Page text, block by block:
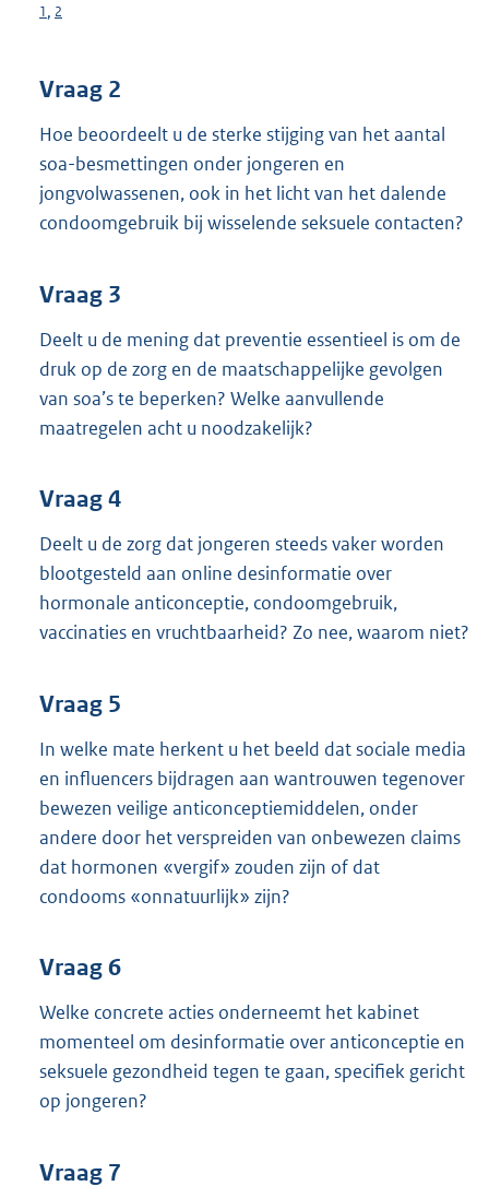
1, 2
Vraag 2
Hoe beoordeelt u de sterke stijging van het aantal
soa-besmettingen onder jongeren en
jongvolwassenen, ook in het licht van het dalende
condoomgebruik bij wisselende seksuele contacten?
Vraag 3
Deelt u de mening dat preventie essentieel is om de
druk op de zorg en de maatschappelijke gevolgen
van soa’s te beperken? Welke aanvullende
maatregelen acht u noodzakelijk?
Vraag 4
Deelt u de zorg dat jongeren steeds vaker worden
blootgesteld aan online desinformatie over
hormonale anticonceptie, condoomgebruik,
vaccinaties en vruchtbaarheid? Zo nee, waarom niet?
Vraag 5
In welke mate herkent u het beeld dat sociale media
en influencers bijdragen aan wantrouwen tegenover
bewezen veilige anticonceptiemiddelen, onder
andere door het verspreiden van onbewezen claims
dat hormonen «vergif» zouden zijn of dat
condooms «onnatuurlijk» zijn?
Vraag 6
Welke concrete acties onderneemt het kabinet
momenteel om desinformatie over anticonceptie en
seksuele gezondheid tegen te gaan, specifiek gericht
op jongeren?
Vraag 7